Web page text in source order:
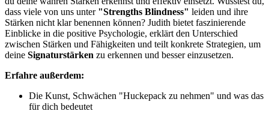
dass viele von uns unter "Strengths Blindness" leiden und ihre
Stärken nicht klar benennen können? Judith bietet faszinierende
Einblicke in die positive Psychologie, erklärt den Unterschied
zwischen Stärken und Fähigkeiten und teilt konkrete Strategien, um
deine Signaturstärken zu erkennen und besser einzusetzen.
Erfahre außerdem:
Die Kunst, Schwächen "Huckepack zu nehmen" und was das
für dich bedeutet